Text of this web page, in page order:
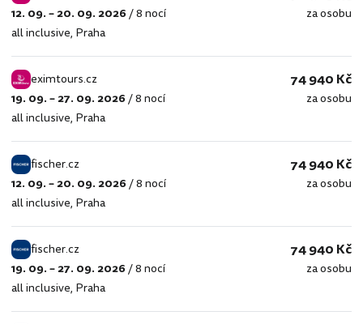
eximtours.cz
12. 09. – 20. 09. 2026/8 nocí
all inclusive, Praha
za osobu
eximtours.cz
eximtours.cz
19. 09. – 27. 09. 2026/8 nocí
all inclusive, Praha
74 940 Kč
za osobu
fischer.cz
fischer.cz
12. 09. – 20. 09. 2026/8 nocí
all inclusive, Praha
74 940 Kč
za osobu
fischer.cz
fischer.cz
19. 09. – 27. 09. 2026/8 nocí
all inclusive, Praha
74 940 Kč
za osobu